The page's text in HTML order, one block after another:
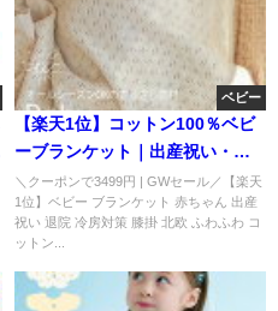
ベビー
【楽天1位】コットン100％ベビ
ーブランケット｜出産祝い・退
院・冷房対策に人気
＼クーポンで3499円 | GWセール／【楽天
1位】ベビー ブランケット 赤ちゃん 出産
祝い 退院 冷房対策 膝掛 北欧 ふわふわ コ
ットン...